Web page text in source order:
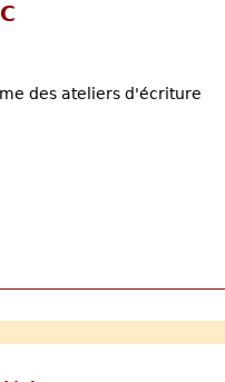
des ateliers d'écriture